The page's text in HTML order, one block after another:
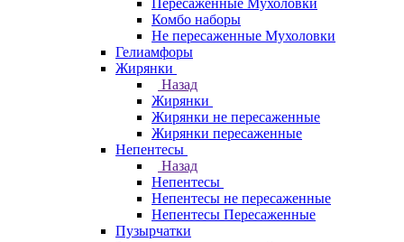
Пересаженные Мухоловки
Комбо наборы
Не пересаженные Мухоловки
Гелиамфоры
Жирянки
Назад
Жирянки
Жирянки не пересаженные
Жирянки пересаженные
Непентесы
Назад
Непентесы
Непентесы не пересаженные
Непентесы Пересаженные
Пузырчатки